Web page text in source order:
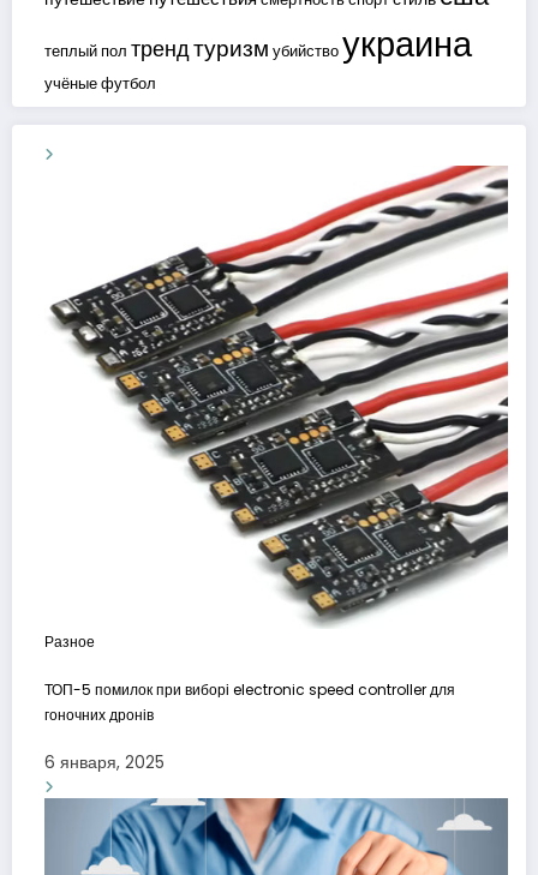
теплый пол трендтуризм убийствоукраина
учёныефутбол
Разное
ТОП-5 помилок при виборі electronic speed controller для
гоночних дронів
6 января, 2025